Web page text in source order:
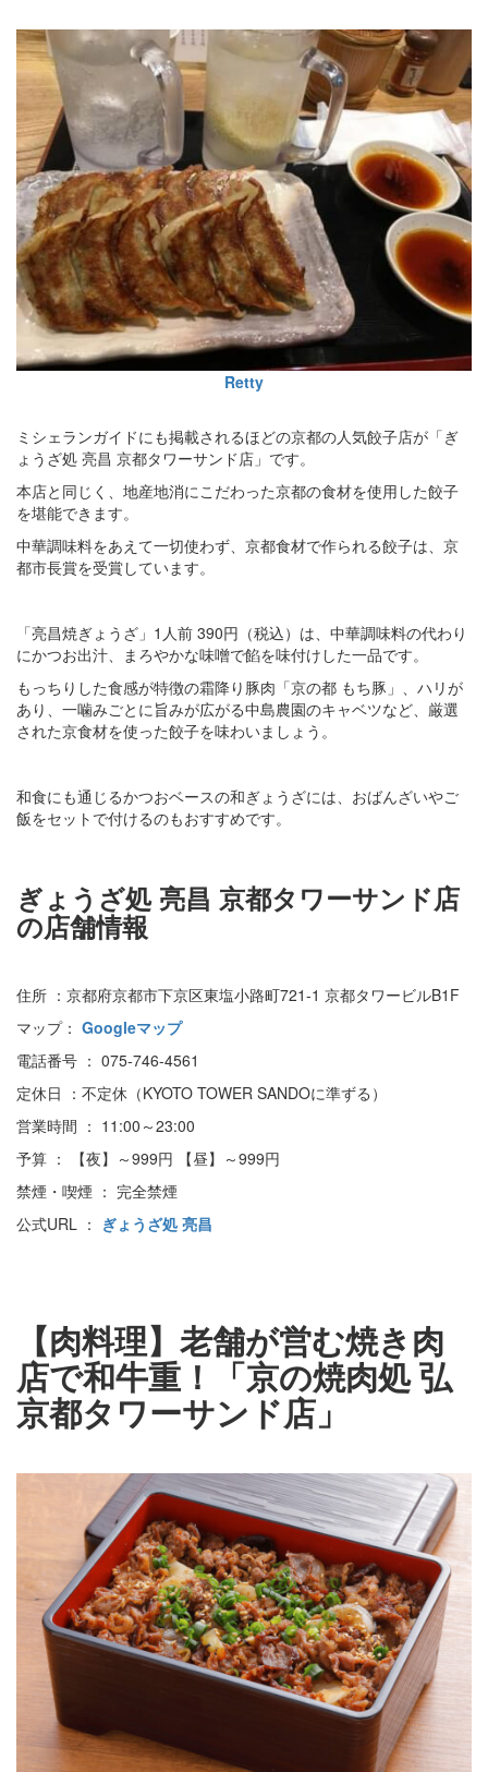
Retty
ミシェランガイドにも掲載されるほどの京都の人気餃子店が「ぎ
ょうざ処 亮昌 京都タワーサンド店」です。
本店と同じく、地産地消にこだわった京都の食材を使用した餃子
を堪能できます。
中華調味料をあえて一切使わず、京都食材で作られる餃子は、京
都市長賞を受賞しています。
「亮昌焼ぎょうざ」1人前 390円（税込）は、中華調味料の代わり
にかつお出汁、まろやかな味噌で餡を味付けした一品です。
もっちりした食感が特徴の霜降り豚肉「京の都 もち豚」、ハリが
あり、一噛みごとに旨みが広がる中島農園のキャベツなど、厳選
された京食材を使った餃子を味わいましょう。
和食にも通じるかつおベースの和ぎょうざには、おばんざいやご
飯をセットで付けるのもおすすめです。
ぎょうざ処 亮昌 京都タワーサンド店
の店舗情報
住所 ：京都府京都市下京区東塩小路町721-1 京都タワービルB1F
マップ： Googleマップ
電話番号 ： 075-746-4561
定休日 ：不定休（KYOTO TOWER SANDOに準ずる）
営業時間 ： 11:00～23:00
予算 ： 【夜】～999円 【昼】～999円
禁煙・喫煙 ： 完全禁煙
公式URL ： ぎょうざ処 亮昌
【肉料理】老舗が営む焼き肉
店で和牛重！「京の焼肉処 弘
京都タワーサンド店」